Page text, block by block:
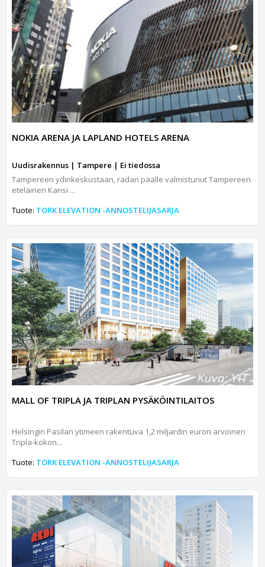
NOKIA ARENA JA LAPLAND HOTELS ARENA
Uudisrakennus | Tampere | Ei tiedossa
Tampereen ydinkeskustaan, radan päälle valmistunut Tampereen
eteläinen Kansi ...
Tuote: TORK ELEVATION -ANNOSTELIJASARJA
MALL OF TRIPLA JA TRIPLAN PYSÄKÖINTILAITOS
Helsingin Pasilan ytimeen rakentuva 1,2 miljardin euron arvoinen
Tripla-kokon...
Tuote: TORK ELEVATION -ANNOSTELIJASARJA